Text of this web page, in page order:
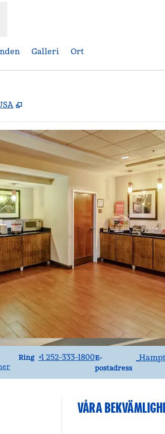
Galleri Ort
,
Ring
Ring +1 252-333-1800E-
postadress
E-postECGNC
VÅRA